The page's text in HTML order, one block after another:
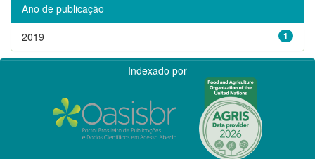
Ano de publicação
1
2019
Indexado por